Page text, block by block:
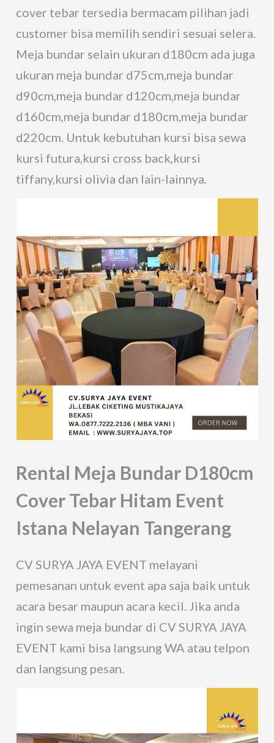
cover tebar tersedia bermacam pilihan jadi
customer bisa memilih sendiri sesuai selera.
Meja bundar selain ukuran d180cm ada juga
ukuran meja bundar d75cm,meja bundar
d90cm,meja bundar d120cm,meja bundar
d160cm,meja bundar d180cm,meja bundar
d220cm. Untuk kebutuhan kursi bisa sewa
kursi futura,kursi cross back,kursi
tiffany,kursi olivia dan lain-lainnya.
Rental Meja Bundar D180cm
Cover Tebar Hitam Event
Istana Nelayan Tangerang
CV SURYA JAYA EVENT melayani
pemesanan untuk event apa saja baik untuk
acara besar maupun acara kecil. Jika anda
ingin sewa meja bundar di CV SURYA JAYA
EVENT kami bisa langsung WA atau telpon
dan langsung pesan.